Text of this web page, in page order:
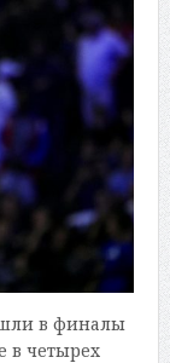
в финалы
в четырех